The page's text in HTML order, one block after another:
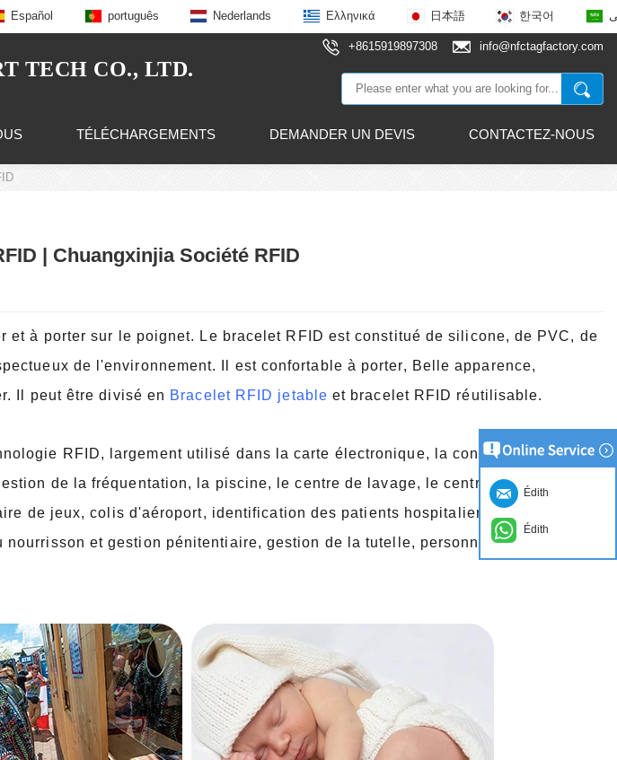
Español português Nederlands Ελληνικά 日本語 한국어
TECH CO., LTD.
+8615919897308 info@nfctagfactory.com
TÉLÉCHARGEMENTS DEMANDER UN DEVIS CONTACTEZ-NOUS
| Chuangxinjia Société RFID
et à porter sur le poignet. Le bracelet RFID est constitué de silicone, de PVC, de
de l'environnement. Il est confortable à porter, Belle apparence,
Il peut être divisé en Bracelet RFID jetable et bracelet RFID réutilisable.
RFID, largement utilisé dans la carte électronique, la consommation
de la fréquentation, la piscine, le centre de lavage, le centre de sauna, le
de jeux, colis d'aéroport, identification des patients hospitaliers,
nourrisson et gestion pénitentiaire, gestion de la tutelle, personnelemplacement
Édith
Édith